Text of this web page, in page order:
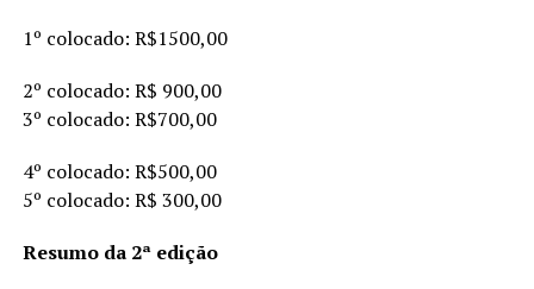
1º colocado: R$1500,00
2º colocado: R$ 900,00
3º colocado: R$700,00
4º colocado: R$500,00
5º colocado: R$ 300,00
Resumo da 2ª edição